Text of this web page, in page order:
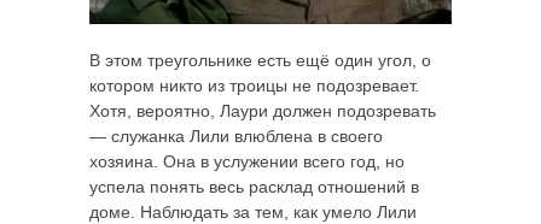
В этом треугольнике есть ещё один угол, о
котором никто из троицы не подозревает.
Хотя, вероятно, Лаури должен подозревать
— служанка Лили влюблена в своего
хозяина. Она в услужении всего год, но
успела понять весь расклад отношений в
доме. Наблюдать за тем, как умело Лили